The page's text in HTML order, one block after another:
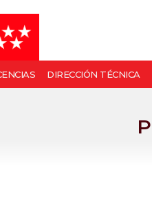
DIRECCIÓN TÉCNICA